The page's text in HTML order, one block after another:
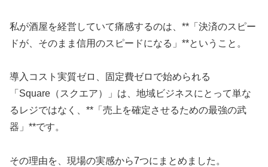
私が酒屋を経営していて痛感するのは、**「決済のスピー
ドが、そのまま信用のスピードになる」**ということ。
導入コスト実質ゼロ、固定費ゼロで始められる
「Square（スクエア）」は、地域ビジネスにとって単な
るレジではなく、**「売上を確定させるための最強の武
器」**です。
その理由を、現場の実感から7つにまとめました。